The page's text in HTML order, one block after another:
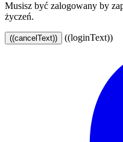
Musisz być zalogowany by
życzeń.
((cancelText)) ((loginText))